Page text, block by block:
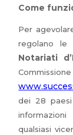
Come
Per
regolano le
Notariati
dei 28 paesi
qualsiasi